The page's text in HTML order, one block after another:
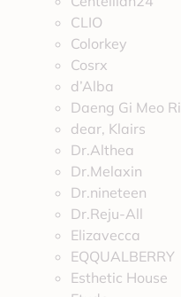
CLIO
Colorkey
Cosrx
d’Alba
Daeng Gi Meo Ri
dear, Klairs
Dr.Althea
Dr.Melaxin
Dr.nineteen
Dr.Reju-All
Elizavecca
EQQUALBERRY
Esthetic House